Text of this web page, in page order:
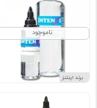
ناموجود
برند اینتنز